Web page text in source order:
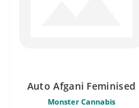
Auto Afgani Feminised
Monster Cannabis